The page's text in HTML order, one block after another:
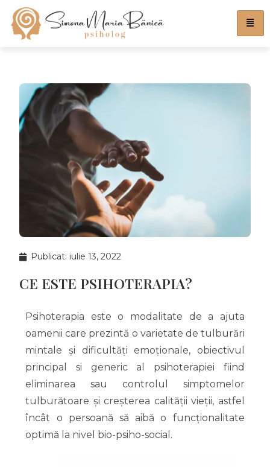
Publicat: iulie 13, 2022
CE ESTE PSIHOTERAPIA?
Psihoterapia este o modalitate de a ajuta
oamenii care prezintă o varietate de tulburări
mintale și dificultăți emoționale, obiectivul
principal si generic al psihoterapiei fiind
eliminarea sau controlul simptomelor
tulburătoare și creșterea calității vieții, astfel
încât o persoană să aibă o funcționalitate
optimă la nivel bio-psiho-social.